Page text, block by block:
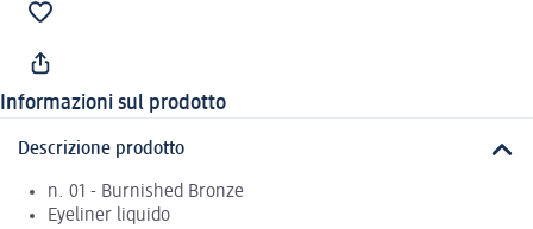
Informazioni sul prodotto
Descrizione prodotto
n. 01 - Burnished Bronze
Eyeliner liquido